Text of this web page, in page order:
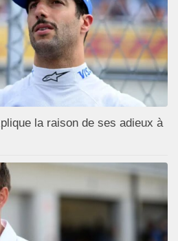
la raison de ses adieux à